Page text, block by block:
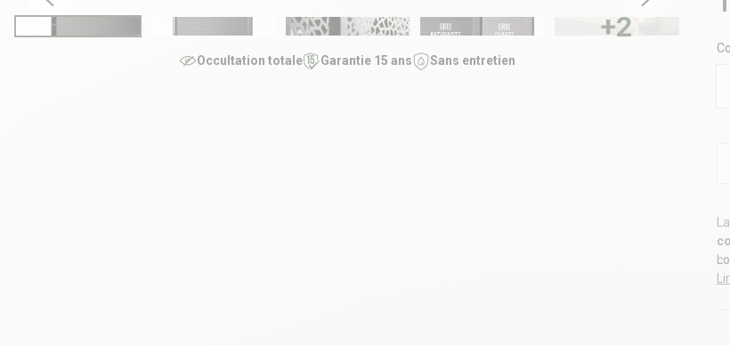
+2
Occultation totale Garantie 15 ans Sans entretien
La